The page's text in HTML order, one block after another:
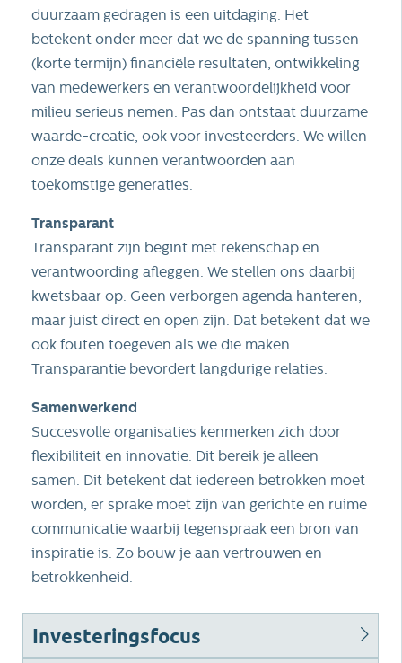
duurzaam gedragen is een uitdaging. Het
betekent onder meer dat we de spanning tussen
(korte termijn) financiële resultaten, ontwikkeling
van medewerkers en verantwoordelijkheid voor
milieu serieus nemen. Pas dan ontstaat duurzame
waarde-creatie, ook voor investeerders. We willen
onze deals kunnen verantwoorden aan
toekomstige generaties.
Transparant
Transparant zijn begint met rekenschap en
verantwoording afleggen. We stellen ons daarbij
kwetsbaar op. Geen verborgen agenda hanteren,
maar juist direct en open zijn. Dat betekent dat we
ook fouten toegeven als we die maken.
Transparantie bevordert langdurige relaties.
Samenwerkend
Succesvolle organisaties kenmerken zich door
flexibiliteit en innovatie. Dit bereik je alleen
samen. Dit betekent dat iedereen betrokken moet
worden, er sprake moet zijn van gerichte en ruime
communicatie waarbij tegenspraak een bron van
inspiratie is. Zo bouw je aan vertrouwen en
betrokkenheid.
Investeringsfocus